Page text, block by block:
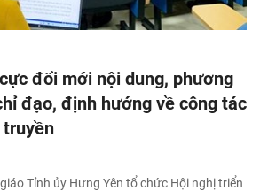
đổi mới nội dung, phương
đạo, định hướng về công tác
Tỉnh ủy Hưng Yên tổ chức Hội nghị triển